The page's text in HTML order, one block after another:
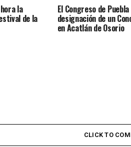
la
de la
El Congreso de
designación de un
en Acatlán de Osorio
CLICK TO